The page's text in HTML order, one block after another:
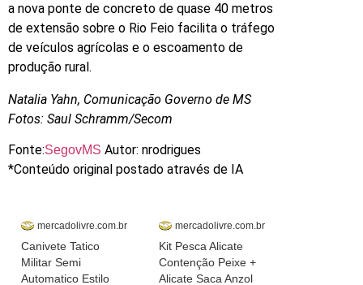
a nova ponte de concreto de quase 40 metros
de extensão sobre o Rio Feio facilita o tráfego
de veículos agrícolas e o escoamento de
produção rural.
Natalia Yahn, Comunicação Governo de MS
Fotos: Saul Schramm/Secom
Fonte:SegovMS Autor: nrodrigues
*Conteúdo original postado através de IA
mercadolivre.com.br
Canivete Tatico
Militar Semi
Automatico Estilo
mercadolivre.com.br
Kit Pesca Alicate
Contenção Peixe +
Alicate Saca Anzol